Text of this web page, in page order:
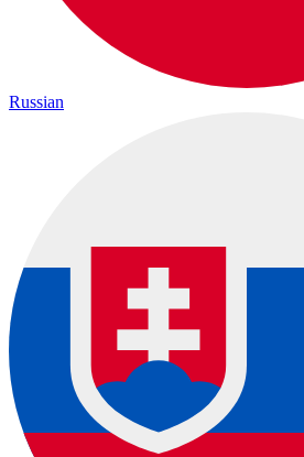
Russian